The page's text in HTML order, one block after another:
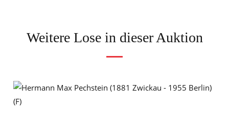
Weitere Lose in dieser Auktion